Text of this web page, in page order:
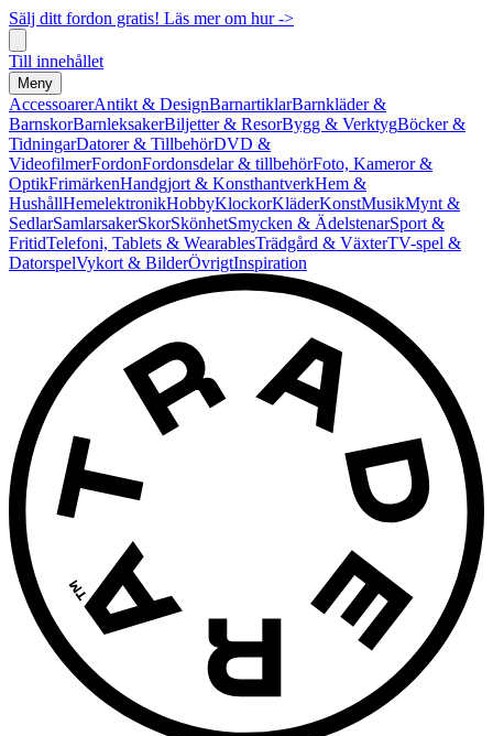
Sälj ditt fordon gratis! Läs mer om hur ->
Till innehållet
Meny
AccessoarerAntikt & DesignBarnartiklarBarnkläder &
BarnskorBarnleksakerBiljetter & ResorBygg & VerktygBöcker &
TidningarDatorer & TillbehörDVD &
VideofilmerFordonFordonsdelar & tillbehörFoto, Kameror &
OptikFrimärkenHandgjort & KonsthantverkHem &
HushållHemelektronikHobbyKlockorKläderKonstMusikMynt &
SedlarSamlarsakerSkorSkönhetSmycken & ÄdelstenarSport &
FritidTelefoni, Tablets & WearablesTrädgård & VäxterTV-spel &
DatorspelVykort & BilderÖvrigtInspiration